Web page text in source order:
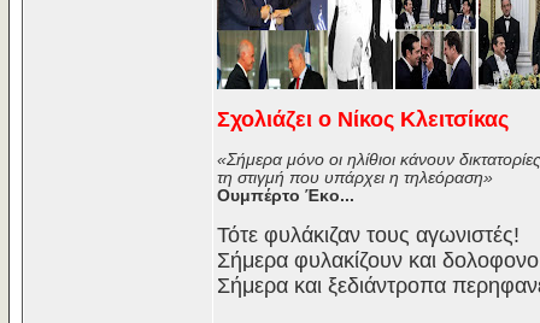
Σχολιάζει ο Νίκος Κλειτσίκας
«Σήμερα μόνο οι ηλίθιοι κάνουν
τη στιγμή που υπάρχει η τηλεόραση»
Ουμπέρτο Έκο...
Τότε φυλάκιζαν τους αγωνιστές!
Σήμερα φυλακίζουν και
Σήμερα και ξεδιάντροπα